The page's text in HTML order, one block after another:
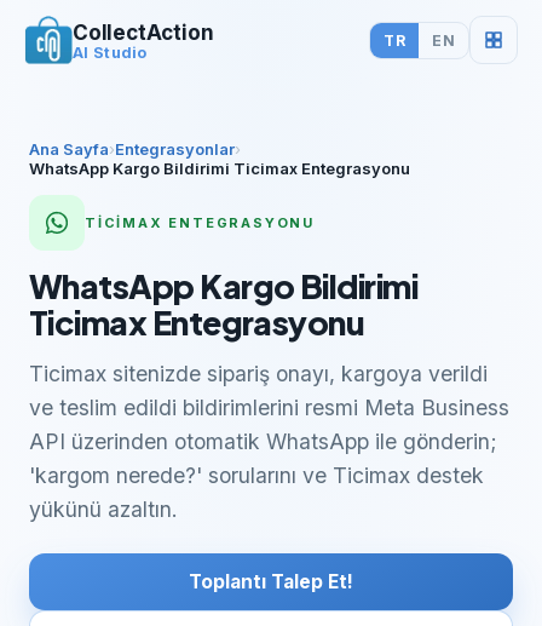
CollectAction
AI Studio
TR EN
Ana Sayfa›Entegrasyonlar›
WhatsApp Kargo Bildirimi Ticimax Entegrasyonu
TİCİMAX ENTEGRASYONU
WhatsApp Kargo Bildirimi
Ticimax Entegrasyonu
Ticimax sitenizde sipariş onayı, kargoya verildi
ve teslim edildi bildirimlerini resmi Meta Business
API üzerinden otomatik WhatsApp ile gönderin;
'kargom nerede?' sorularını ve Ticimax destek
yükünü azaltın.
Toplantı Talep Et!